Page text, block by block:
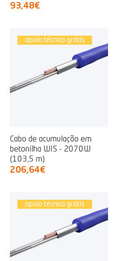
93,48€
apoio técnico grátis
Cabo de acumulação em
betonilha WIS - 2070W
(103,5 m)
206,64€
apoio técnico grátis